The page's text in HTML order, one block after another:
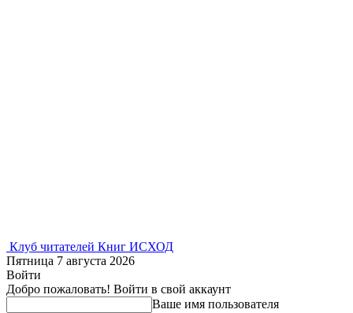
Клуб читателей Книг ИСХОД
Пятница 7 августа 2026
Войти
Добро пожаловать! Войти в свой аккаунт
Ваше имя пользователя